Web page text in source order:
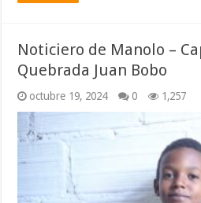
Noticiero de Manolo –
Quebrada Juan Bobo
octubre 19, 2024 0 1,257